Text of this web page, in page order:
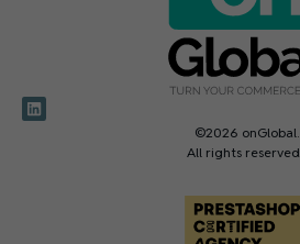
©2026 onGlobal.
All rights reserved.